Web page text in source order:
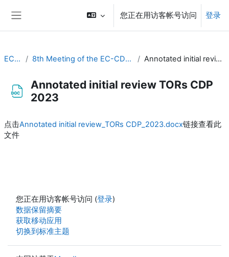
您正在用访客帐号访问 登录
EC-CDP 8th Meeting of the EC-CDP (5 & 6 February 2024) Annotated initial review TORs CDP 2023
Annotated initial review TORs CDP
2023
点击Annotated initial review_TORs CDP_2023.docx链接查看此
文件
您正在用访客帐号访问 (登录)
‎数据保留摘要‎
获取移动应用
切换到标准主题